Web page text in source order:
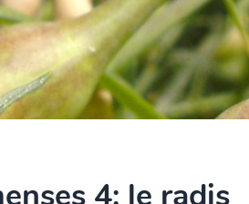
4: le radis